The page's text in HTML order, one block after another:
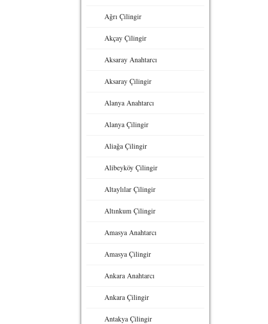
Ağrı Çilingir
Akçay Çilingir
Aksaray Anahtarcı
Aksaray Çilingir
Alanya Anahtarcı
Alanya Çilingir
Aliağa Çilingir
Alibeyköy Çilingir
Altaylılar Çilingir
Altınkum Çilingir
Amasya Anahtarcı
Amasya Çilingir
Ankara Anahtarcı
Ankara Çilingir
Antakya Çilingir